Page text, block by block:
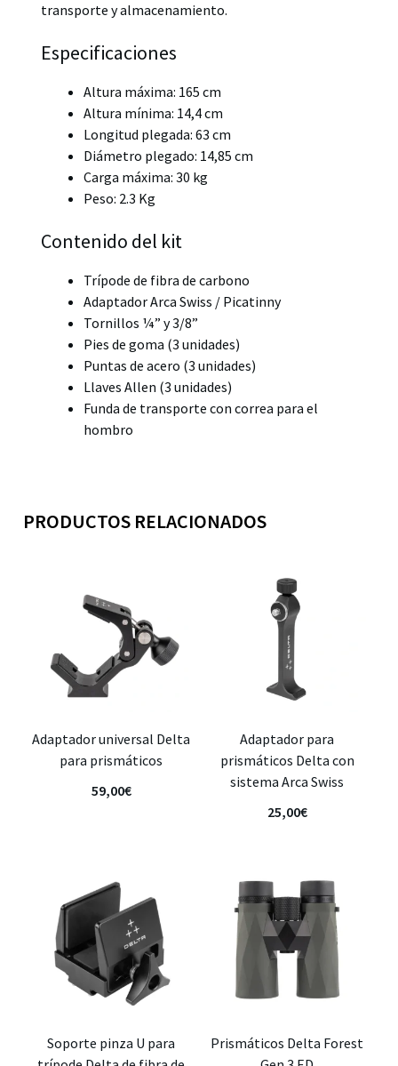
transporte y almacenamiento.
Especificaciones
Altura máxima: 165 cm
Altura mínima: 14,4 cm
Longitud plegada: 63 cm
Diámetro plegado: 14,85 cm
Carga máxima: 30 kg
Peso: 2.3 Kg
Contenido del kit
Trípode de fibra de carbono
Adaptador Arca Swiss / Picatinny
Tornillos ¼” y 3/8”
Pies de goma (3 unidades)
Puntas de acero (3 unidades)
Llaves Allen (3 unidades)
Funda de transporte con correa para el
hombro
PRODUCTOS RELACIONADOS
Adaptador universal Delta
para prismáticos
59,00€
Adaptador para
prismáticos Delta con
sistema Arca Swiss
25,00€
Soporte pinza U para
Prismáticos Delta Forest